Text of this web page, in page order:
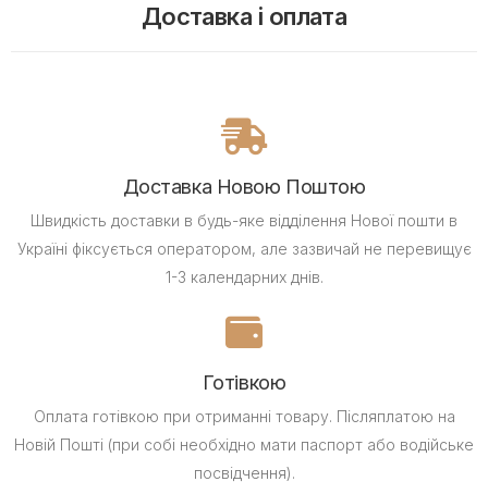
Доставка і оплата
Доставка Новою Поштою
Швидкість доставки в будь-яке відділення Нової пошти в
Україні фіксується оператором, але зазвичай не перевищує
1-3 календарних днів.
Готівкою
Оплата готівкою при отриманні товару. Післяплатою на
Новій Пошті (при собі необхідно мати паспорт або водійське
посвідчення).